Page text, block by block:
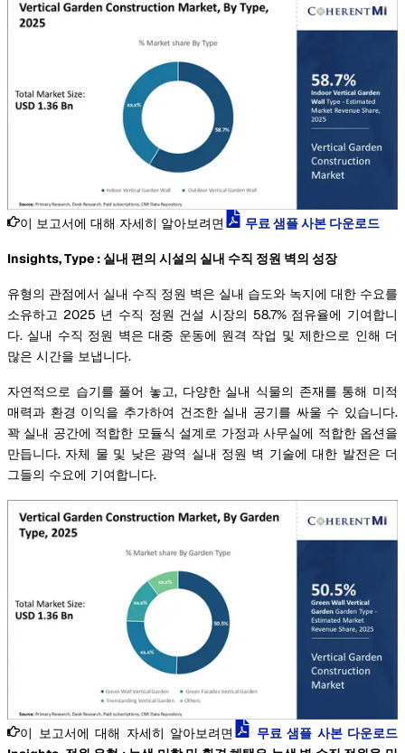
이 보고서에 대해 자세히 알아보려면 무료 샘플 사본 다운로드
Insights, Type : 실내 편의 시설의 실내 수직 정원 벽의 성장
유형의 관점에서 실내 수직 정원 벽은 실내 습도와 녹지에 대한 수요를
소유하고 2025 년 수직 정원 건설 시장의 58.7% 점유율에 기여합니
다. 실내 수직 정원 벽은 대중 운동에 원격 작업 및 제한으로 인해 더
많은 시간을 보냅니다.
자연적으로 습기를 풀어 놓고, 다양한 실내 식물의 존재를 통해 미적
매력과 환경 이익을 추가하여 건조한 실내 공기를 싸울 수 있습니다.
꽉 실내 공간에 적합한 모듈식 설계로 가정과 사무실에 적합한 옵션을
만듭니다. 자체 물 및 낮은 광역 실내 정원 벽 기술에 대한 발전은 더
그들의 수요에 기여합니다.
이 보고서에 대해 자세히 알아보려면
무료 샘플 사본 다운로드